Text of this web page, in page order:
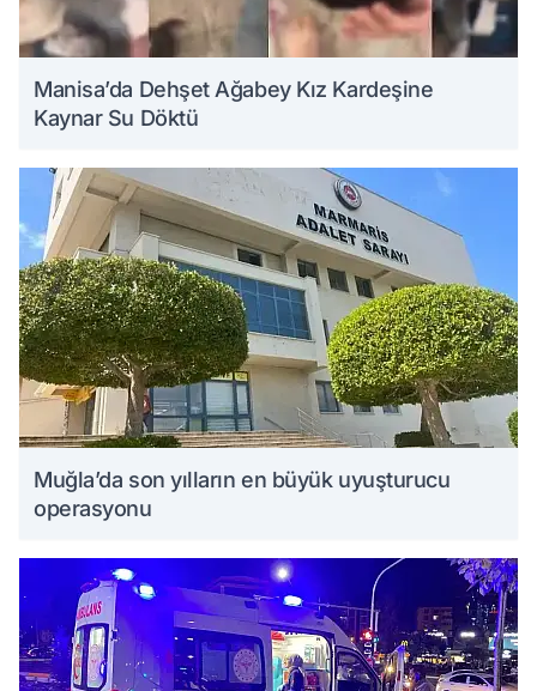
Manisa’da Dehşet Ağabey Kız Kardeşine
Kaynar Su Döktü
Muğla’da son yılların en büyük uyuşturucu
operasyonu